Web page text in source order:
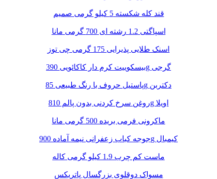
قند کله شکسته 5 کیلو گرمی صمیم
اسپاگتی 1.2 رشته ای 700 گرمی مانا
اسنک طلایی پذیرایی 175 گرمی چی توز
بیسکوییت کرم دار کاکائویی 390g گرجی
پاستیل حروف با رنگ طبیعی 85g دکتربن
روغن سرخ کردنی بدون پالم 810g اویلا
ماکرونی فرمی بریده 500 گرمی مانا
جوجه کباب زعفرانی نیمه آماده 900g کیمبال
ماست کم چرب 1.9 کیلو گرمی کاله
مسواک دوقلوی بزرگسال پاتریکس